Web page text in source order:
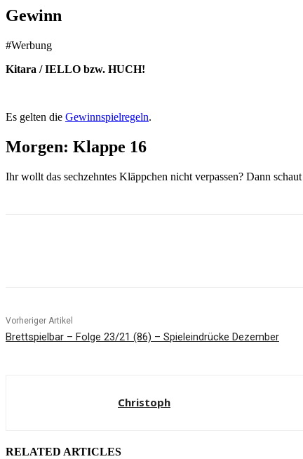
Gewinn
#Werbung
Kitara / IELLO bzw. HUCH!
Es gelten die Gewinnspielregeln.
Morgen: Klappe 16
Ihr wollt das sechzehntes Kläppchen nicht verpassen? Dann
Vorheriger Artikel
Brettspielbar – Folge 23/21 (86) – Spieleindrücke Dezember
Christoph
RELATED ARTICLES